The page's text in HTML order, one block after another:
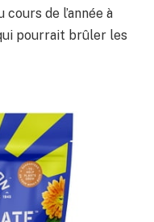
de l’année à
pourrait brûler les